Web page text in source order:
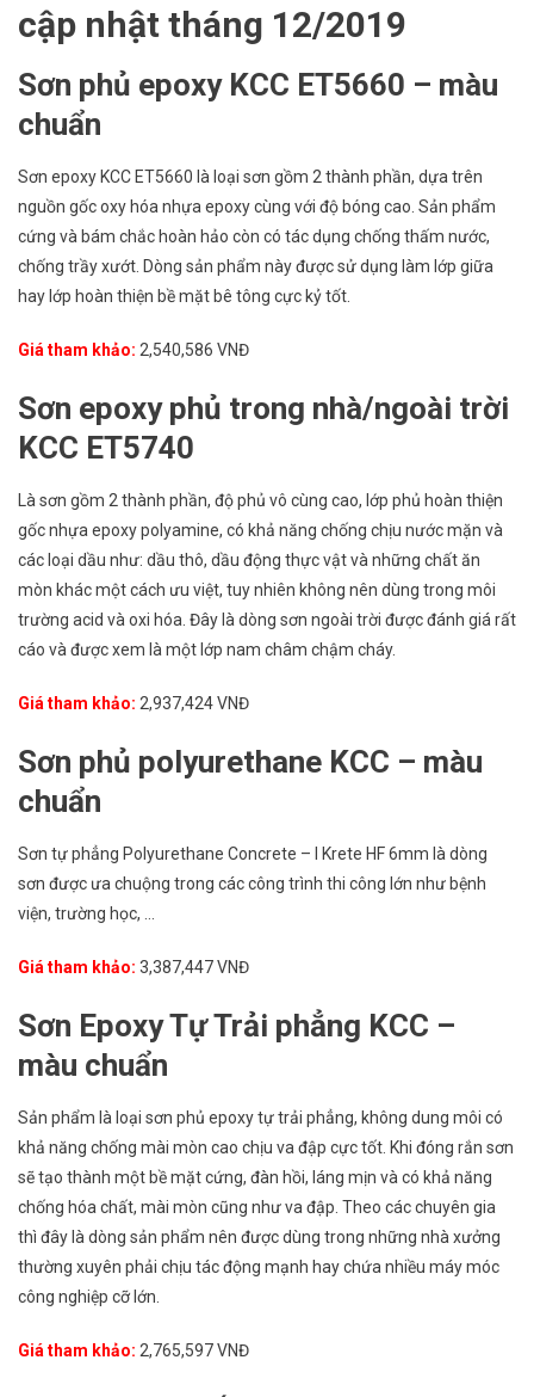
cập nhật tháng 12/2019
Sơn phủ epoxy KCC ET5660 – màu
chuẩn
Sơn epoxy KCC ET5660 là loại sơn gồm 2 thành phần, dựa trên
nguồn gốc oxy hóa nhựa epoxy cùng với độ bóng cao. Sản phẩm
cứng và bám chắc hoàn hảo còn có tác dụng chống thấm nước,
chống trầy xướt. Dòng sản phẩm này được sử dụng làm lớp giữa
hay lớp hoàn thiện bề mặt bê tông cực kỷ tốt.
Giá tham khảo: 2,540,586 VNĐ
Sơn epoxy phủ trong nhà/ngoài trời
KCC ET5740
Là sơn gồm 2 thành phần, độ phủ vô cùng cao, lớp phủ hoàn thiện
gốc nhựa epoxy polyamine, có khả năng chống chịu nước mặn và
các loại dầu như: dầu thô, dầu động thực vật và những chất ăn
mòn khác một cách ưu việt, tuy nhiên không nên dùng trong môi
trường acid và oxi hóa. Đây là dòng sơn ngoài trời được đánh giá rất
cáo và được xem là một lớp nam châm chậm cháy.
Giá tham khảo: 2,937,424 VNĐ
Sơn phủ polyurethane KCC – màu
chuẩn
Sơn tự phẳng Polyurethane Concrete – I Krete HF 6mm là dòng
sơn được ưa chuộng trong các công trình thi công lớn như bệnh
viện, trường học, …
Giá tham khảo: 3,387,447 VNĐ
Sơn Epoxy Tự Trải phẳng KCC –
màu chuẩn
Sản phẩm là loại sơn phủ epoxy tự trải phẳng, không dung môi có
khả năng chống mài mòn cao chịu va đập cực tốt. Khi đóng rắn sơn
sẽ tạo thành một bề mặt cứng, đàn hồi, láng mịn và có khả năng
chống hóa chất, mài mòn cũng như va đập. Theo các chuyên gia
thì đây là dòng sản phẩm nên được dùng trong những nhà xưởng
thường xuyên phải chịu tác động mạnh hay chứa nhiều máy móc
công nghiệp cỡ lớn.
Giá tham khảo: 2,765,597 VNĐ